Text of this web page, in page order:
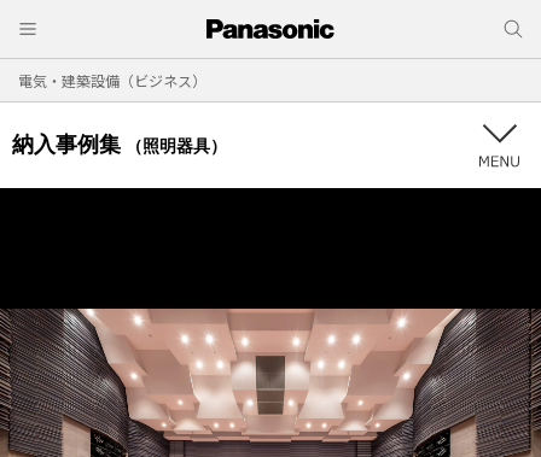
電気・建築設備（ビジネス）
納入事例集 （照明器具）